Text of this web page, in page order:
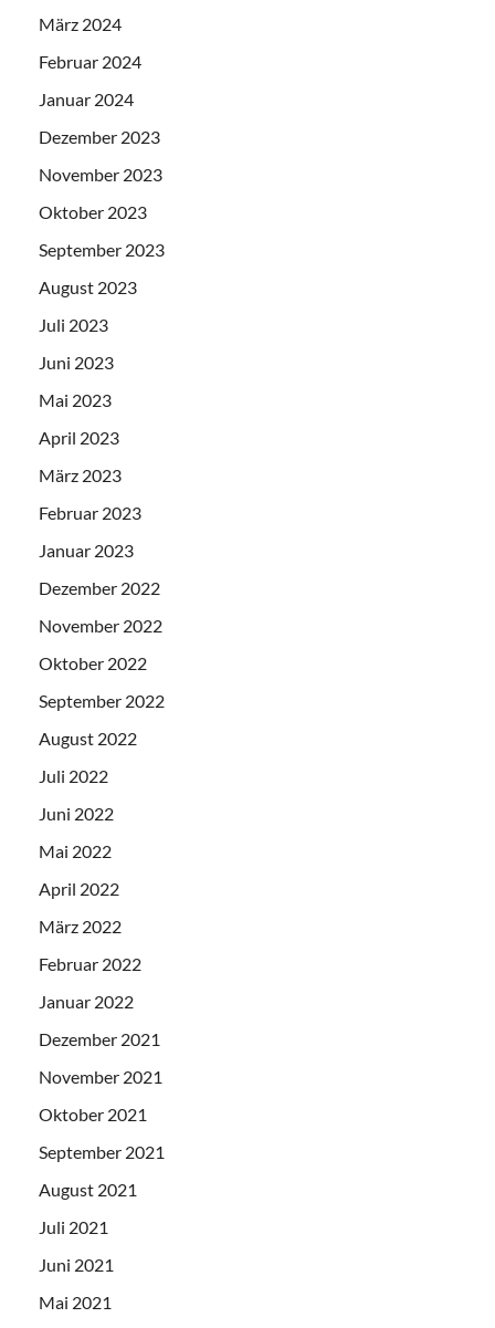
März 2024
Februar 2024
Januar 2024
Dezember 2023
November 2023
Oktober 2023
September 2023
August 2023
Juli 2023
Juni 2023
Mai 2023
April 2023
März 2023
Februar 2023
Januar 2023
Dezember 2022
November 2022
Oktober 2022
September 2022
August 2022
Juli 2022
Juni 2022
Mai 2022
April 2022
März 2022
Februar 2022
Januar 2022
Dezember 2021
November 2021
Oktober 2021
September 2021
August 2021
Juli 2021
Juni 2021
Mai 2021